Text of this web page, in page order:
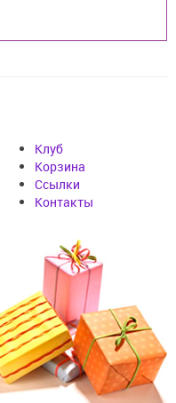
Клуб
Корзина
Cсылки
Контакты